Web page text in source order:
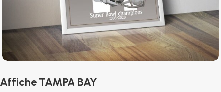
Affiche TAMPA BAY